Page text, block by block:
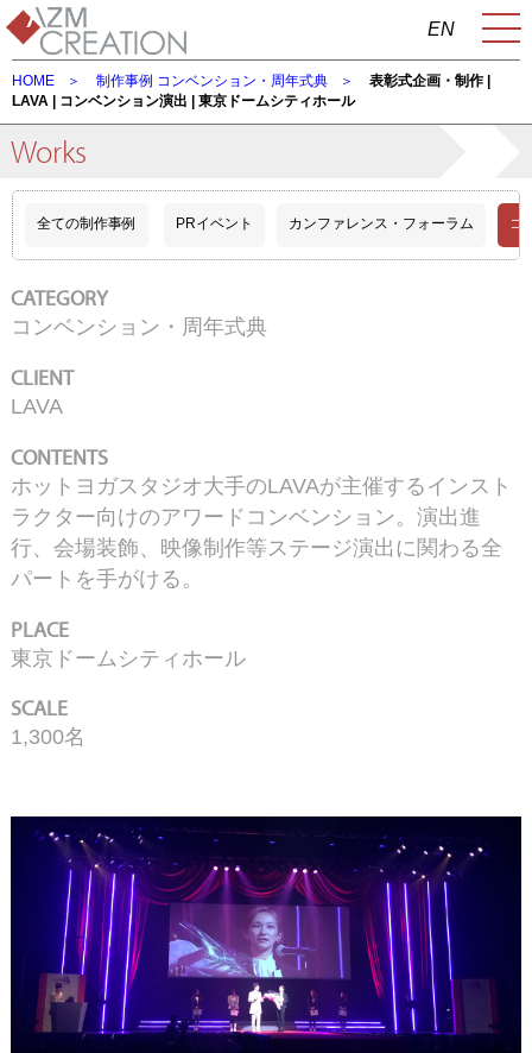
EN
HOME 制作事例 コンベンション・周年式典
表彰式企画・制作 |
LAVA | コンベンション演出 | 東京ドームシティホール
Works
全ての制作事例 PRイベント カンファレンス・フォーラム コ
CATEGORY
コンベンション・周年式典
CLIENT
LAVA
CONTENTS
ホットヨガスタジオ大手のLAVAが主催するインスト
ラクター向けのアワードコンベンション。演出進
行、会場装飾、映像制作等ステージ演出に関わる全
パートを手がける。
PLACE
東京ドームシティホール
SCALE
1,300名